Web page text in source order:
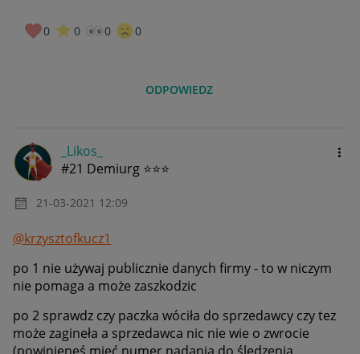
0 0 0 0
ODPOWIEDZ
_Likos_
#21 Demiurg ⭐⭐⭐
‎21-03-2021 12:09
@krzysztofkucz1
po 1 nie używaj publicznie danych firmy - to w niczym
nie pomaga a może zaszkodzic
po 2 sprawdz czy paczka wóciła do sprzedawcy czy tez
może zagineła a sprzedawca nic nie wie o zwrocie